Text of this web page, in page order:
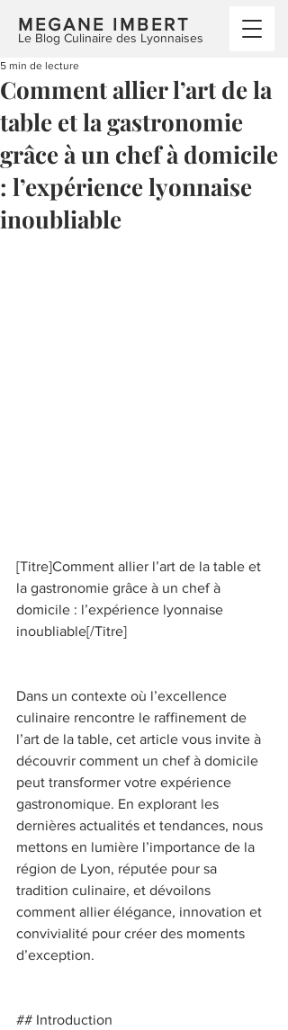
MEGANE IMBERT
Le Blog Culinaire des Lyonnaises
Comment allier l’art de la
table et la gastronomie
grâce à un chef à domicile
: l’expérience lyonnaise
inoubliable
5 min de lecture
[Titre]Comment allier l’art de la table et
la gastronomie grâce à un chef à
domicile : l’expérience lyonnaise
inoubliable[/Titre]
Dans un contexte où l’excellence
culinaire rencontre le raffinement de
l’art de la table, cet article vous invite à
découvrir comment un chef à domicile
peut transformer votre expérience
gastronomique. En explorant les
dernières actualités et tendances, nous
mettons en lumière l’importance de la
région de Lyon, réputée pour sa
tradition culinaire, et dévoilons
comment allier élégance, innovation et
convivialité pour créer des moments
d’exception.
## Introduction